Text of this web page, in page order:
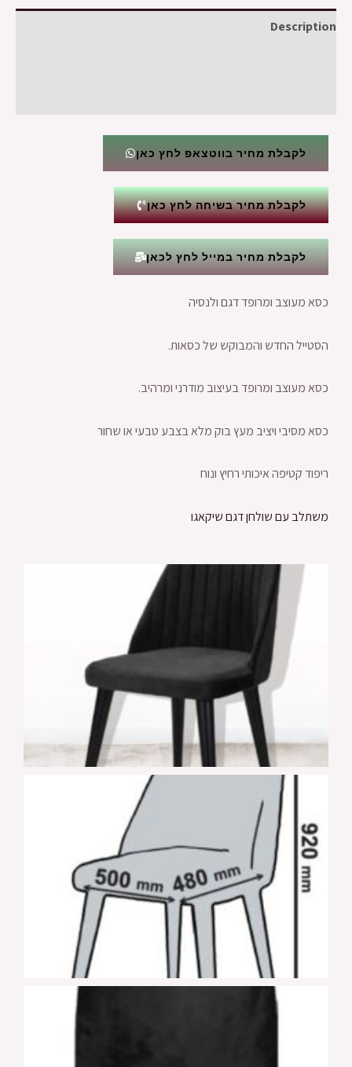
Description
לקבלת מחיר בווטצאפ לחץ כאן
לקבלת מחיר בשיחה לחץ כאן
לקבלת מחיר במייל לחץ לכאן
כסא מעוצב ומרופד דגם ולנסיה
הסטייל החדש והמבוקש של כסאות.
כסא מעוצב ומרופד בעיצוב מודרני ומרהיב.
כסא מסיבי ויציב מעץ בוק מלא בצבע טבעי או שחור
ריפוד קטיפה איכותי רחיץ ונוח
משתלב עם שולחן דגם שיקאגו